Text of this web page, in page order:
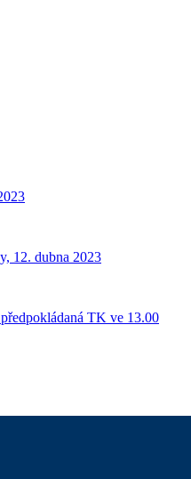
12. dubna 2023
TK ve 13.00